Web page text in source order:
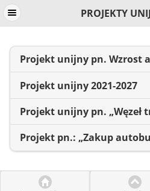
Projekt unijny 2021-2027